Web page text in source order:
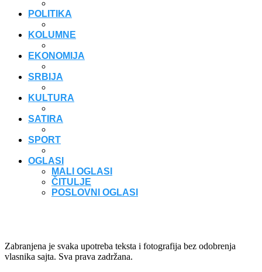
POLITIKA
KOLUMNE
EKONOMIJA
SRBIJA
KULTURA
SATIRA
SPORT
OGLASI
MALI OGLASI
ČITULJE
POSLOVNI OGLASI
Zabranjena je svaka upotreba teksta i fotografija bez odobrenja
vlasnika sajta. Sva prava zadržana.